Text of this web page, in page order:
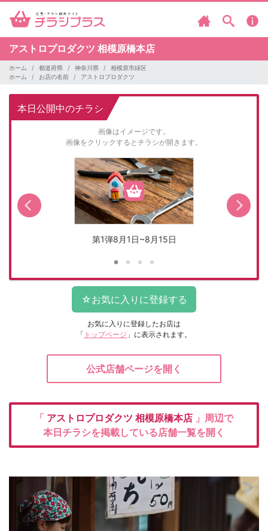
アストロプロダクツ 相模原橋本店
ホーム 都道府県 神奈川県
相模原市緑区
ホーム
お店の名前 アストロプロダクツ
本日公開中のチラシ
画像はイメージです。
画像をクリックするとチラシが開きます。
第1弾8月1日~8月15日
お気に入りに登録したお店は
「 トップページ 」に表示されます。
公式店舗ページを開く
「 アストロプロダクツ 相模原橋本店 」周辺で
本日チラシを掲載している店舗一覧を開く